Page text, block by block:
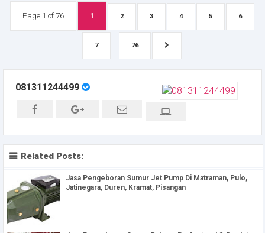
Page 1 of 76 1 2 3 4 5 6
7 ... 76
081311244499
Related Posts:
Jasa Pengeboran Sumur Jet Pump Di Matraman, Pulo,
Jatinegara, Duren, Kramat, Pisangan